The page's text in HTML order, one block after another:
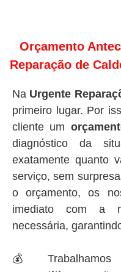
Orçamento
Reparação de
Na Urgente
primeiro lugar. Por
cliente um
diagnóstico da
exatamente quanto
serviço, sem
o orçamento, os
imediato com a
necessária,
💰